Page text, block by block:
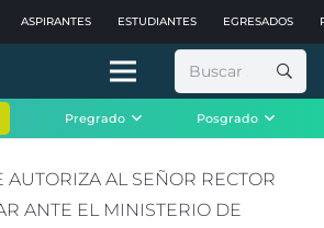
ASPIRANTES ESTUDIANTES EGRESADOS
Buscar:
Pregrado Posgrado
AUTORIZA AL SEÑOR RECTOR
ANTE EL MINISTERIO DE